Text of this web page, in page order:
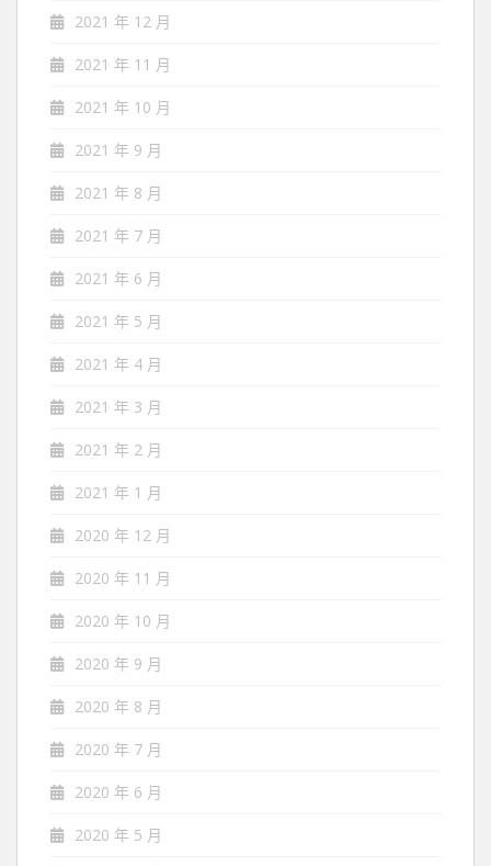
2021 年 12 月
2021 年 11 月
2021 年 10 月
2021 年 9 月
2021 年 8 月
2021 年 7 月
2021 年 6 月
2021 年 5 月
2021 年 4 月
2021 年 3 月
2021 年 2 月
2021 年 1 月
2020 年 12 月
2020 年 11 月
2020 年 10 月
2020 年 9 月
2020 年 8 月
2020 年 7 月
2020 年 6 月
2020 年 5 月